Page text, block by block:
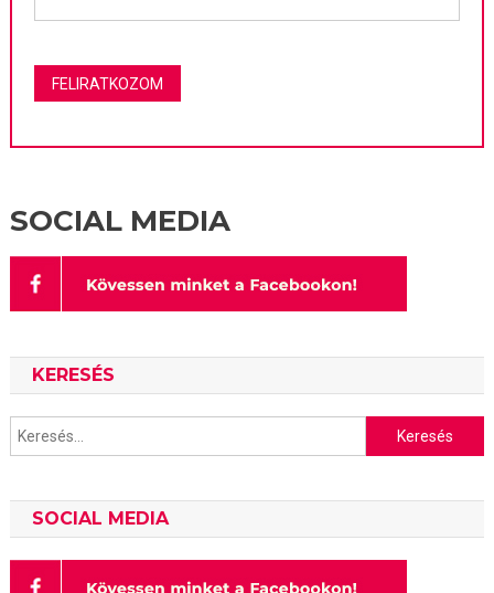
SOCIAL MEDIA
KERESÉS
Keresés:
SOCIAL MEDIA